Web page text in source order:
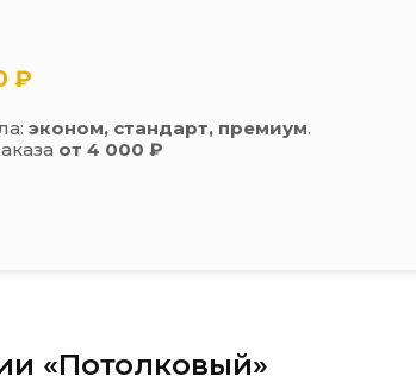
₽
эконом, стандарт, премиум.
от 4 000 ₽
«Потолковый»